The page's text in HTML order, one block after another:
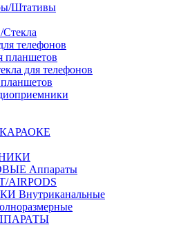
Штативы
телефонов
планшетов
для телефонов
Аппараты
Внутриканальные